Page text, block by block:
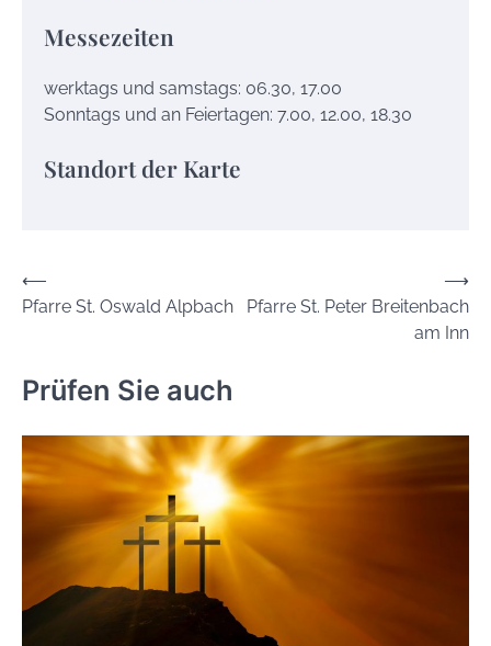
Messezeiten
werktags und samstags: 06.30, 17.00
Sonntags und an Feiertagen: 7.00, 12.00, 18.30
Standort der Karte
Beitrags-
Navigation
⟵
Pfarre St. Oswald Alpbach
Pfarre St. Peter Breitenbach
am Inn
⟶
Prüfen Sie auch